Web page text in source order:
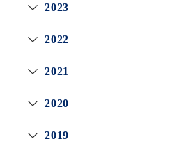
2023
2022
2021
2020
2019